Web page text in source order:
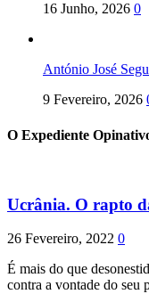
16 Junho, 2026 0
António José
9 Fevereiro, 2026
O Expediente
Ucrânia. O rapto
26 Fevereiro, 2022 0
É mais do que
contra a vontade do seu